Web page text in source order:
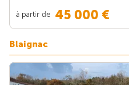
à partir de 45 000 €
Blaignac